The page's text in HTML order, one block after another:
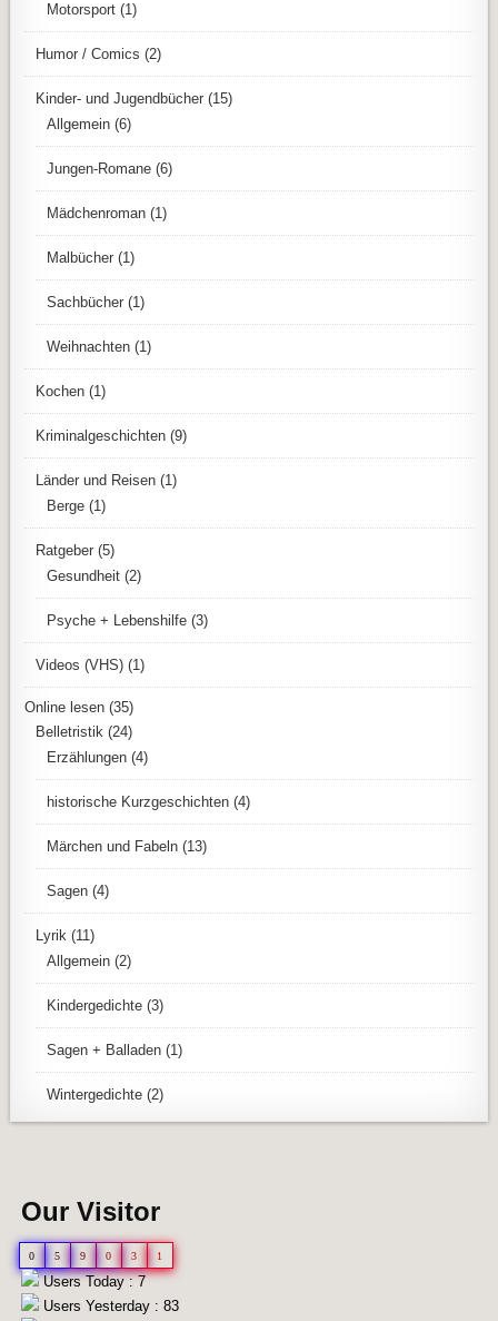
Motorsport (1)
Humor / Comics (2)
Kinder- und Jugendbücher (15)
Allgemein (6)
Jungen-Romane (6)
Mädchenroman (1)
Malbücher (1)
Sachbücher (1)
Weihnachten (1)
Kochen (1)
Kriminalgeschichten (9)
Länder und Reisen (1)
Berge (1)
Ratgeber (5)
Gesundheit (2)
Psyche + Lebenshilfe (3)
Videos (VHS) (1)
Online lesen (35)
Belletristik (24)
Erzählungen (4)
historische Kurzgeschichten (4)
Märchen und Fabeln (13)
Sagen (4)
Lyrik (11)
Allgemein (2)
Kindergedichte (3)
Sagen + Balladen (1)
Wintergedichte (2)
Our Visitor
0 5 9 0 3 1
Users Today : 7
Users Yesterday : 83